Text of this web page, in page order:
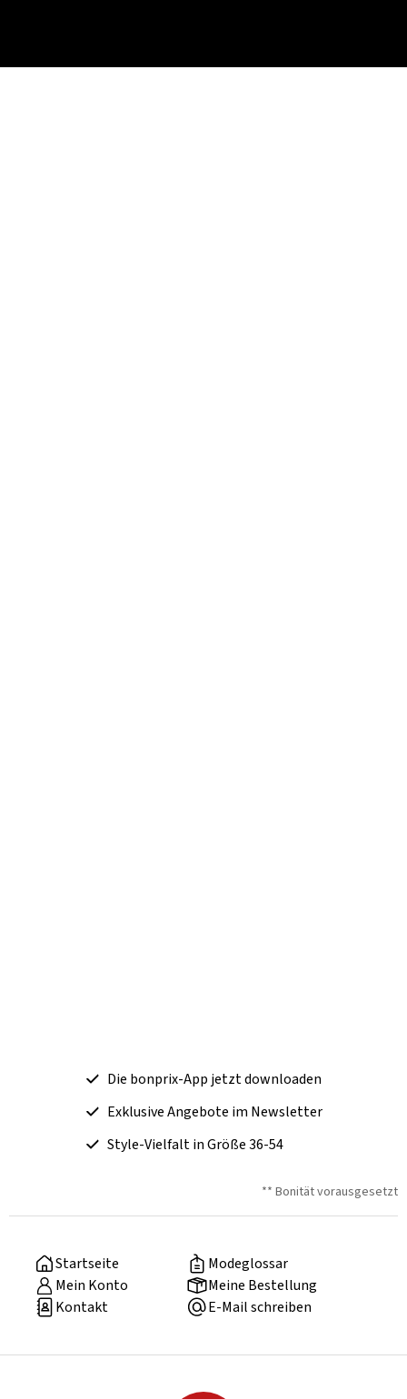
Die bonprix-App jetzt downloaden
Exklusive Angebote im Newsletter
Style-Vielfalt in Größe 36-54
** Bonität vorausgesetzt
Startseite
Modeglossar
Mein Konto
Meine Bestellung
Kontakt
E-Mail schreiben